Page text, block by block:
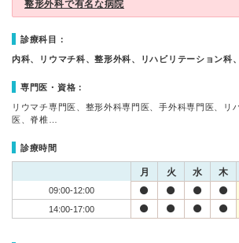
整形外科で有名な病院
診療科目：
内科、リウマチ科、整形外科、リハビリテーション科
専門医・資格：
リウマチ専門医、整形外科専門医、手外科専門医、リ
医、脊椎…
診療時間
月 火 水 木
09:00-12:00
14:00-17:00